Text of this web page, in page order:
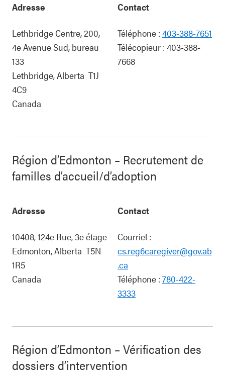
Adresse
Lethbridge Centre, 200,
4e Avenue Sud, bureau
133
Lethbridge,Alberta T1J
4C9
Canada
Contact
Téléphone : 403-388-7651
Télécopieur : 403-388-
7668
Région d’Edmonton – Recrutement de
familles d’accueil/d’adoption
Adresse
10408, 124e Rue, 3e étage
Edmonton,Alberta T5N
1R5
Canada
Contact
Courriel :
cs.reg6caregiver@gov.ab
.ca
Téléphone : 780-422-
3333
Région d’Edmonton – Vérification des
dossiers d’intervention